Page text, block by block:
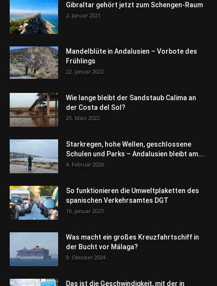
Gibraltar gehört jetzt zum Schengen-Raum
2. Januar 2021
Mandelblüte in Andalusien – Vorbote des
Frühlings
22. Januar 2022
Wie lange bleibt der Sandstaub Calima an
der Costa del Sol?
25. März 2022
Starkregen, hohe Wellen, geschlossene
Schulen und Parks – Andalusien bleibt am...
4. Februar 2026
So funktionieren die Umweltplaketten des
spanischen Verkehrsamtes DGT
16. Januar 2023
Was macht ein großes Kreuzfahrtschiff in
der Bucht vor Málaga?
9. Oktober 2024
Das ist die Geschwindigkeit, mit der in